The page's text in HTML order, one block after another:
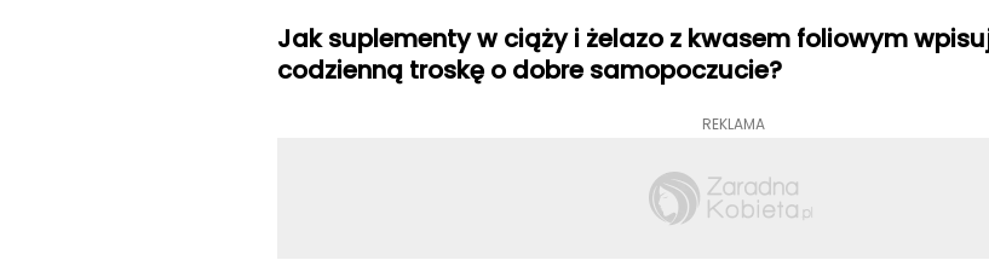
Jak suplementy w ciąży i żelazo z kwasem foliowym
codzienną troskę o dobre samopoczucie?
REKLAMA